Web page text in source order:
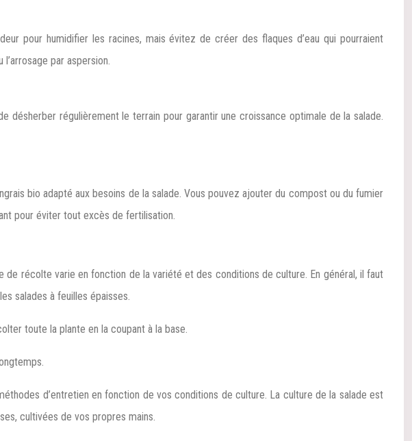
pour humidifier les racines, mais évitez de créer des flaques d’eau qui pourraient
par aspersion.
désherber régulièrement le terrain pour garantir une croissance optimale de la salade.
bio adapté aux besoins de la salade. Vous pouvez ajouter du compost ou du fumier
pour éviter tout excès de fertilisation.
récolte varie en fonction de la variété et des conditions de culture. En général, il faut
salades à feuilles épaisses.
toute la plante en la coupant à la base.
d’entretien en fonction de vos conditions de culture. La culture de la salade est
cultivées de vos propres mains.